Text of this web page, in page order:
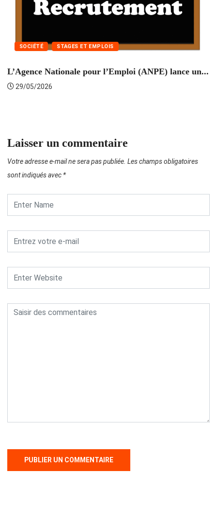
SOCIÉTÉ STAGES ET EMPLOIS
L’Agence Nationale pour l’Emploi (ANPE) lance un...
29/05/2026
Laisser un commentaire
Votre adresse e-mail ne sera pas publiée. Les champs obligatoires
sont indiqués avec *